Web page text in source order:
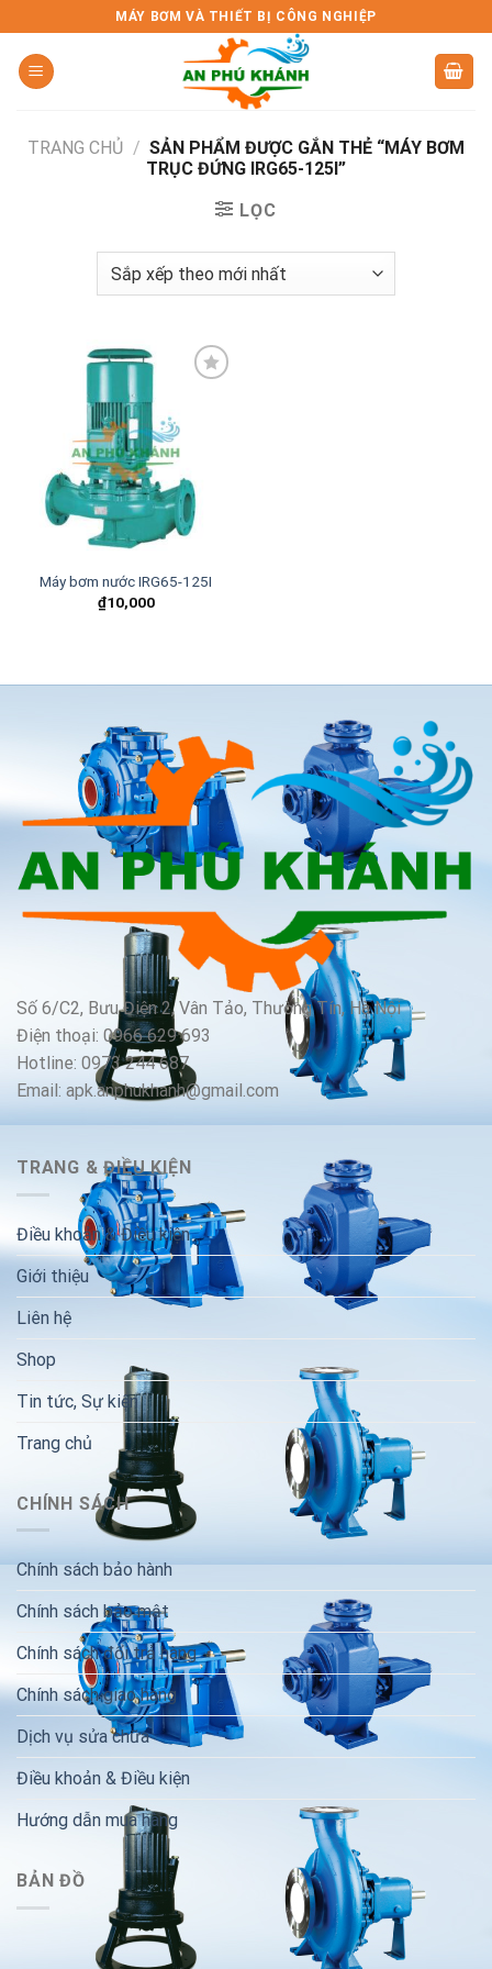
to
content
MÁY BƠM VÀ THIẾT BỊ CÔNG NGHIỆP
TRANG CHỦ / SẢN PHẨM ĐƯỢC GẮN THẺ “MÁY BƠM
TRỤC ĐỨNG IRG65-125I”
LỌC
wishlist
Máy bơm nước IRG65-125I
₫10,000
Số 6/C2, Bưu Điện 2, Vân Tảo, Thường Tín, Hà Nội
Điện thoại: 0966 629 693
Hotline: 0973 244 687
Email: apk.anphukhanh@gmail.com
TRANG & ĐIỀU KIỆN
Điều khoản & Điều kiện
Giới thiệu
Liên hệ
Shop
Tin tức, Sự kiện
Trang chủ
CHÍNH SÁCH
Chính sách bảo hành
Chính sách bảo mật
Chính sách đổi trả hàng
Chính sách giao hàng
Dịch vụ sửa chữa
Điều khoản & Điều kiện
Hướng dẫn mua hàng
BẢN ĐỒ